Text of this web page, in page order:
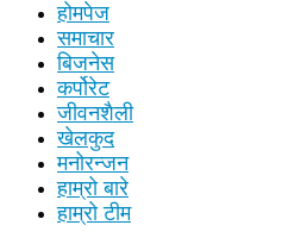
होमपेज
समाचार
बिजनेस
कर्पोरेट
जीवनशैली
खेलकुद
मनोरन्जन
हाम्रो बारे
हाम्रो टीम